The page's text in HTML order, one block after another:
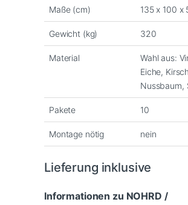
Maße (cm) 135 x 100 x
Gewicht (kg) 320
Material
Wahl aus:
Eiche,
Nussbaum,
Pakete 10
Montage nötig nein
Lieferung inklusive
Informationen zu NOHRD /